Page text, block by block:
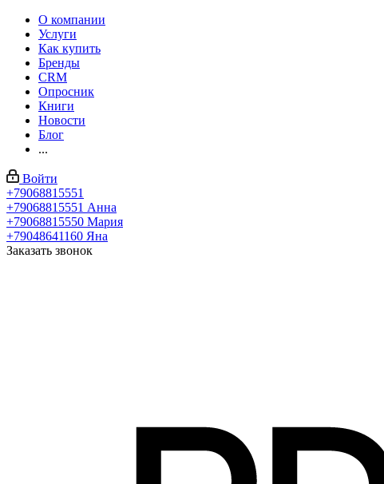
О компании
Услуги
Как купить
Бренды
CRM
Опросник
Книги
Новости
Блог
...
Войти
+79068815551
+79068815551 Анна
+79068815550 Мария
+79048641160 Яна
Заказать звонок